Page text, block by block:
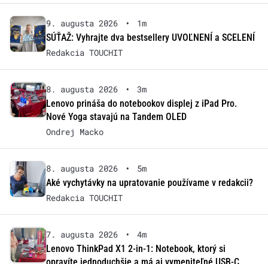
9. augusta 2026 •
1m
SÚŤAŽ: Vyhrajte dva bestsellery UVOĽNENÍ a SCELENÍ
Redakcia TOUCHIT
8. augusta 2026 •
3m
Lenovo prináša do notebookov displej z iPad Pro.
Nové Yoga stavajú na Tandem OLED
Ondrej Macko
8. augusta 2026 •
5m
Aké vychytávky na upratovanie používame v redakcii?
Redakcia TOUCHIT
7. augusta 2026 •
4m
Lenovo ThinkPad X1 2-in-1: Notebook, ktorý si